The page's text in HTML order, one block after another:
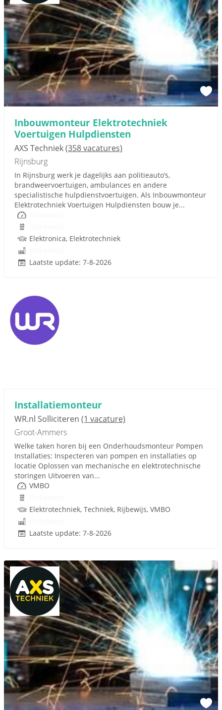
Inbouwmonteur Elektrotechniek
Voertuigen Hulpdiensten
AXS Techniek(358 vacatures)
Rijnsburg
In Rijnsburg werk je dagelijks aan politieauto’s,
brandweervoertuigen, ambulances en andere
specialistische hulpdienstvoertuigen. Als Inbouwmonteur
Elektrotechniek Voertuigen Hulpdiensten bouw je...
Elektronica, Elektrotechniek
Laatste update: 7-8-2026
Installatiemonteur
WR.nl Solliciteren (1 vacature)
Groot-Ammers
Welke taken horen bij een Onderhoudsmonteur Pompen
Installaties: Inspecteren van pompen en installaties op
locatie Oplossen van mechanische en elektrotechnische
storingen Uitvoeren van...
VMBO
Elektrotechniek, Techniek, Rijbewijs, VMBO
Laatste update: 7-8-2026